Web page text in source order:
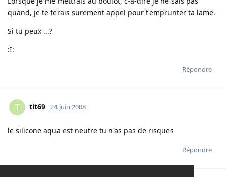
quand, je te ferais surement appel pour t'emprunter ta lame.
Si tu peux ...?
:I:
Répondre
T tit69 24 juin 2008
le silicone aqua est neutre tu n'as pas de risques
Répondre